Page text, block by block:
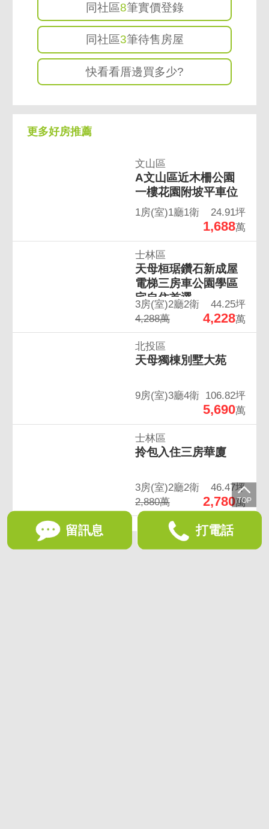
同社區8筆實價登錄
同社區3筆待售房屋
快看看厝邊買多少?
更多好房推薦
文山區
A文山區近木柵公園
一樓花園附坡平車位
1房(室)1廳1衛 24.91坪
1,688萬
士林區
天母桓琚鑽石新成屋
電梯三房車公園學區
宅自住首選
3房(室)2廳2衛
44.25坪
4,288萬
4,228萬
北投區
天母獨棟別墅大苑
9房(室)3廳4衛 106.82坪
5,690萬
士林區
拎包入住三房華廈
3房(室)2廳2衛
46.47坪
2,880萬
2,780萬
留訊息 打電話